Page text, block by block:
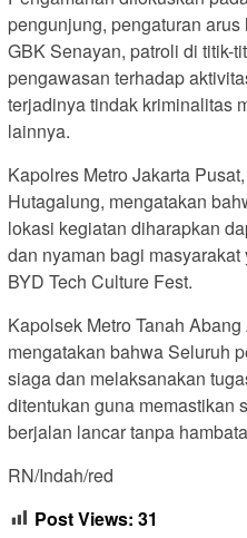
pengunjung, pengaturan
GBK Senayan, patroli di titik-
pengawasan terhadap
terjadinya tindak kriminalitas
lainnya.
Kapolres Metro Jakarta
Hutagalung, mengatakan
lokasi kegiatan diharapkan
dan nyaman bagi
BYD Tech Culture Fest.
Kapolsek Metro Tanah
mengatakan bahwa Seluruh
siaga dan melaksanakan
ditentukan guna memastikan
berjalan lancar tanpa
RN/Indah/red
Post Views: 31